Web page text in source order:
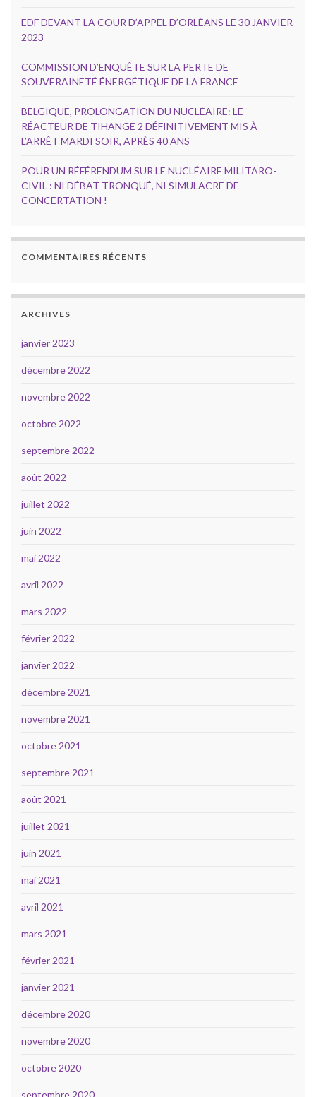
EDF DEVANT LA COUR D’APPEL D’ORLÉANS LE 30 JANVIER
2023
COMMISSION D’ENQUÊTE SUR LA PERTE DE
SOUVERAINETÉ ÉNERGÉTIQUE DE LA FRANCE
BELGIQUE, PROLONGATION DU NUCLÉAIRE: LE
RÉACTEUR DE TIHANGE 2 DÉFINITIVEMENT MIS À
L’ARRÊT MARDI SOIR, APRÈS 40 ANS
POUR UN RÉFÉRENDUM SUR LE NUCLÉAIRE MILITARO-
CIVIL : NI DÉBAT TRONQUÉ, NI SIMULACRE DE
CONCERTATION !
COMMENTAIRES RÉCENTS
ARCHIVES
janvier 2023
décembre 2022
novembre 2022
octobre 2022
septembre 2022
août 2022
juillet 2022
juin 2022
mai 2022
avril 2022
mars 2022
février 2022
janvier 2022
décembre 2021
novembre 2021
octobre 2021
septembre 2021
août 2021
juillet 2021
juin 2021
mai 2021
avril 2021
mars 2021
février 2021
janvier 2021
décembre 2020
novembre 2020
octobre 2020